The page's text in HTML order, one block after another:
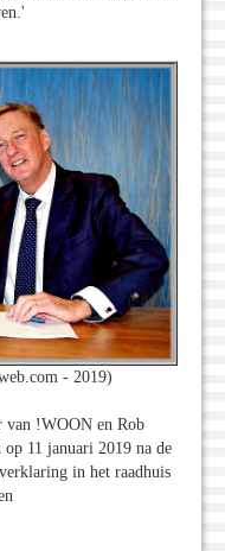
- 2019)
van !WOON en Rob
11 januari 2019 na de
in het raadhuis